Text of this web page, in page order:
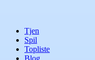
Tjen
Spil
Topliste
Blog